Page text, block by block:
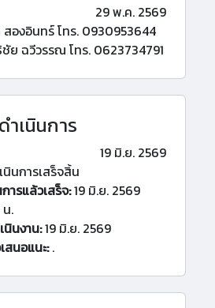
29 พ.ค. 2569
สองอินทร์ โทร. 0930953644
ย ฉวีวรรณ โทร. 0623734791
เนินการ
19 มิ.ย. 2569
นการเสร็จสิ้น
ารแล้วเสร็จ:19 มิ.ย. 2569
น.
นินงาน:19 มิ.ย. 2569
สนอแนะ:.